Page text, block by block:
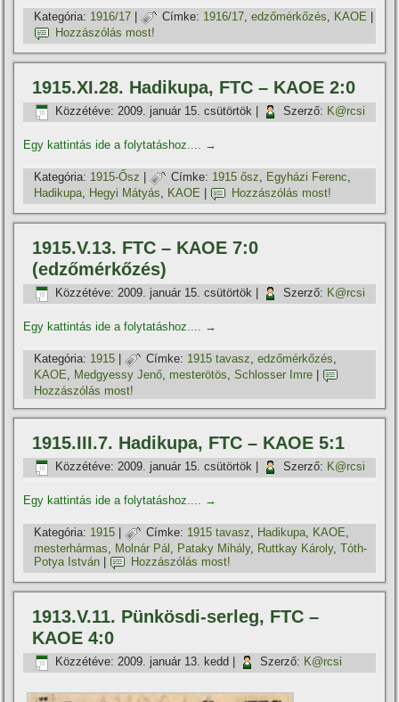
Kategória: 1916/17 | Címke: 1916/17,edzőmérkőzés, KAOE
Hozzászólás most!
1915.XI.28. Hadikupa, FTC – KAOE 2:0
Közzétéve: 2009. január 15. csütörtök Szerző: K@rcsi
Egy kattintás ide a folytatáshoz.... →
Kategória: 1915-Ősz | Címke: 1915 ősz, Egyházi Ferenc,
Hadikupa, Hegyi Mátyás, KAOE Hozzászólás most!
1915.V.13. FTC – KAOE 7:0
(edzőmérkőzés)
Közzétéve: 2009. január 15. csütörtök Szerző: K@rcsi
Egy kattintás ide a folytatáshoz.... →
Kategória: 1915 | Címke: 1915 tavasz,edzőmérkőzés,
KAOE, Medgyessy Jenő, mesterötös,Schlosser Imre
Hozzászólás most!
1915.III.7. Hadikupa, FTC – KAOE 5:1
Közzétéve: 2009. január 15. csütörtök Szerző: K@rcsi
Egy kattintás ide a folytatáshoz.... →
Kategória: 1915 | Címke: 1915 tavasz, Hadikupa, KAOE,
mesterhármas, Molnár Pál , Pataky Mihály, Ruttkay Károly,Tóth-
Potya István
Hozzászólás most!
1913.V.11. Pünkösdi-serleg, FTC –
KAOE 4:0
Közzétéve: 2009. január 13. kedd Szerző: K@rcsi